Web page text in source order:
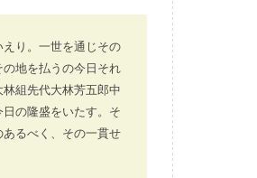
り。一世を通じその
地を払うの今日それ
組先代大林芳五郎中
の隆盛をいたす。そ
るべく、その一貫せ